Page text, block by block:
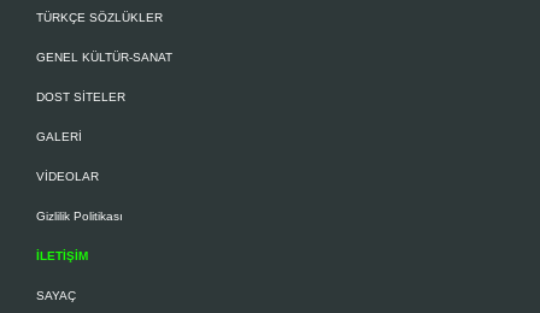
TÜRKÇE SÖZLÜKLER
GENEL KÜLTÜR-SANAT
DOST SİTELER
GALERİ
VİDEOLAR
Gizlilik Politikası
İLETİŞİM
SAYAÇ